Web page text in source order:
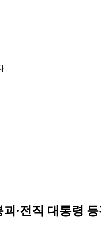
·전직 대통령